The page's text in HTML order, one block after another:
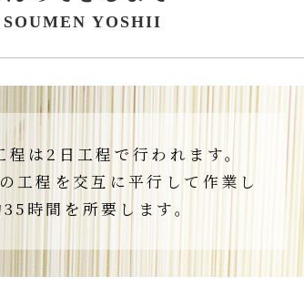
YOSHII
は2日工程で行われます。
工程を交互に平行して作業し
時間を所要します。